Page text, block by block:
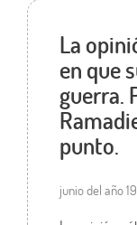
La
en que
guerra.
punto.
junio del año